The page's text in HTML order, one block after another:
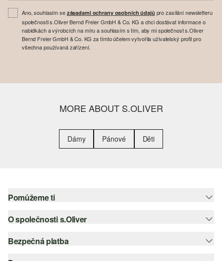
Ano, souhlasím se zásadami ochrany osobních údajů pro zasílání newsletteru
společnosti s.Oliver Bernd Freier GmbH & Co. KG a chci dostávat informace o
nabídkách a výrobcích na míru a souhlasím s tím, aby mi společnost s.Oliver
Bernd Freier GmbH & Co. KG za tímto účelem vytvořila uživatelský profil pro
všechna používaná zařízení.
MORE ABOUT S.OLIVER
Dámy Pánové Děti
Pomůžeme ti
Nápověda – často kladené otázky
Nápověda k velikostem
O společnosti s.Oliver
Newsletter
s.Oliver Group
Bezpečná platba